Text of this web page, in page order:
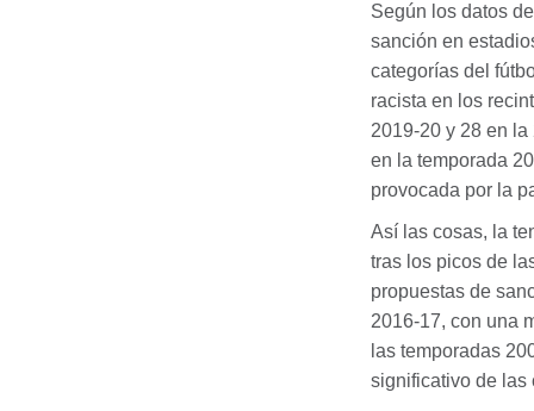
Según los datos
sanción en
categorías del
racista en los
2019-20 y 28 en
en la temporada
provocada por la
Así las cosas, la
tras los picos de
propuestas de
2016-17, con una
las temporadas
significativo de las